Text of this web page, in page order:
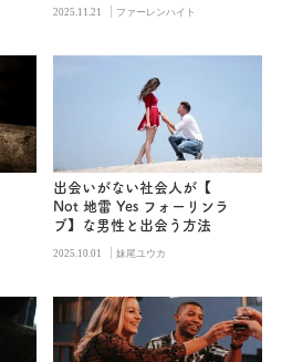
2025.11.21 | ファーレンハイト
出会いがない社会人が【
Not 地雷 Yes フォーリンラ
ブ】な男性と出会う方法
2025.10.01 | 妹尾ユウカ